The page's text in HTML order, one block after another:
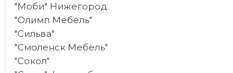
"Моби" Нижегород
"Олимп Мебель"
"Сильва"
"Смоленск Мебель"
"Сокол"